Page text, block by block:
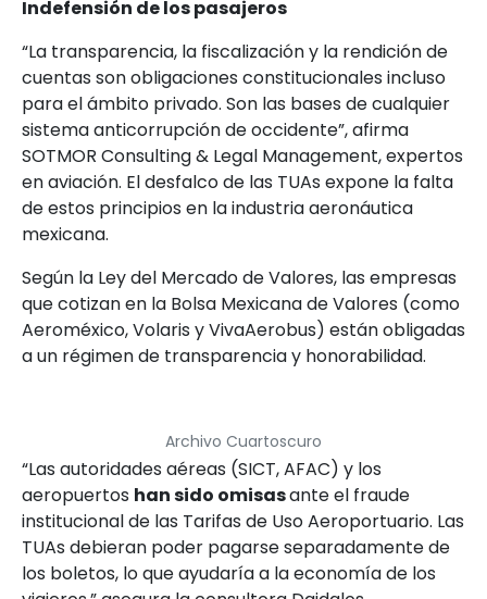
Indefensión de los pasajeros
“La transparencia, la fiscalización y la rendición de
cuentas son obligaciones constitucionales incluso
para el ámbito privado. Son las bases de cualquier
sistema anticorrupción de occidente”, afirma
SOTMOR Consulting & Legal Management, expertos
en aviación. El desfalco de las TUAs expone la falta
de estos principios en la industria aeronáutica
mexicana.
Según la Ley del Mercado de Valores, las empresas
que cotizan en la Bolsa Mexicana de Valores (como
Aeroméxico, Volaris y VivaAerobus) están obligadas
a un régimen de transparencia y honorabilidad.
Archivo Cuartoscuro
“Las autoridades aéreas (SICT, AFAC) y los
aeropuertos han sido omisasante el fraude
institucional de las Tarifas de Uso Aeroportuario. Las
TUAs debieran poder pagarse separadamente de
los boletos, lo que ayudaría a la economía de los